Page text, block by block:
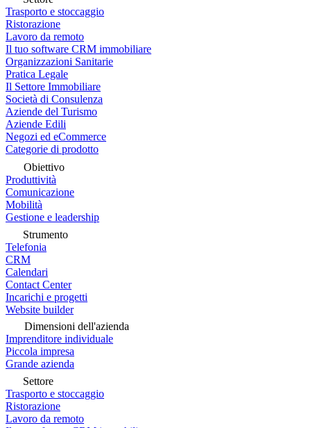
Trasporto e stoccaggio
Ristorazione
Lavoro da remoto
Il tuo software CRM immobiliare
Organizzazioni Sanitarie
Pratica Legale
Il Settore Immobiliare
Società di Consulenza
Aziende del Turismo
Aziende Edili
Negozi ed eCommerce
Categorie di prodotto
Obiettivo
Produttività
Comunicazione
Mobilità
Gestione e leadership
Strumento
Telefonia
CRM
Calendari
Contact Center
Incarichi e progetti
Website builder
Dimensioni dell'azienda
Imprenditore individuale
Piccola impresa
Grande azienda
Settore
Trasporto e stoccaggio
Ristorazione
Lavoro da remoto